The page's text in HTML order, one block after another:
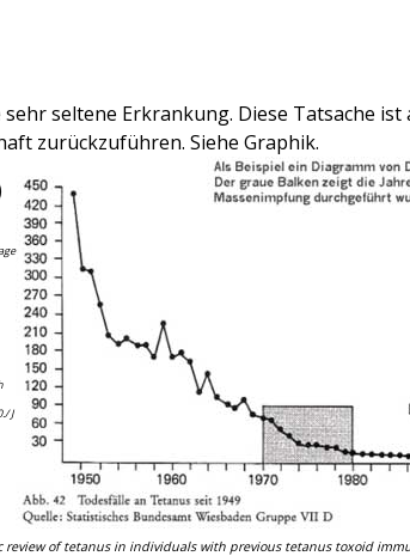
seltene Erkrankung. Diese Tatsache
zurückzuführen. Siehe Graphik.
J
review of tetanus in individuals with previous tetanus toxoid